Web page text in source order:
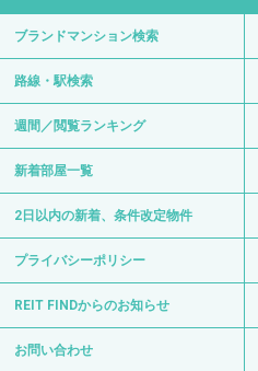
ブランドマンション検索
路線・駅検索
週間／閲覧ランキング
新着部屋一覧
2日以内の新着、条件改定物件
プライバシーポリシー
REIT FINDからのお知らせ
お問い合わせ